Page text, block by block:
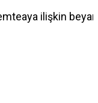
ilişkin beyan